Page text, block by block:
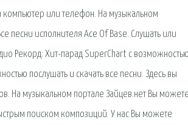
или телефон. На музыкальном
песни исполнителя Ace Of Base. Слушать или
Рекорд: Хит-парад SuperChart с возможностью
послушать и скачать все песни. Здесь вы
На музыкальном портале Зайцев.нет Вы можете
поиском композиций. У нас Вы можете